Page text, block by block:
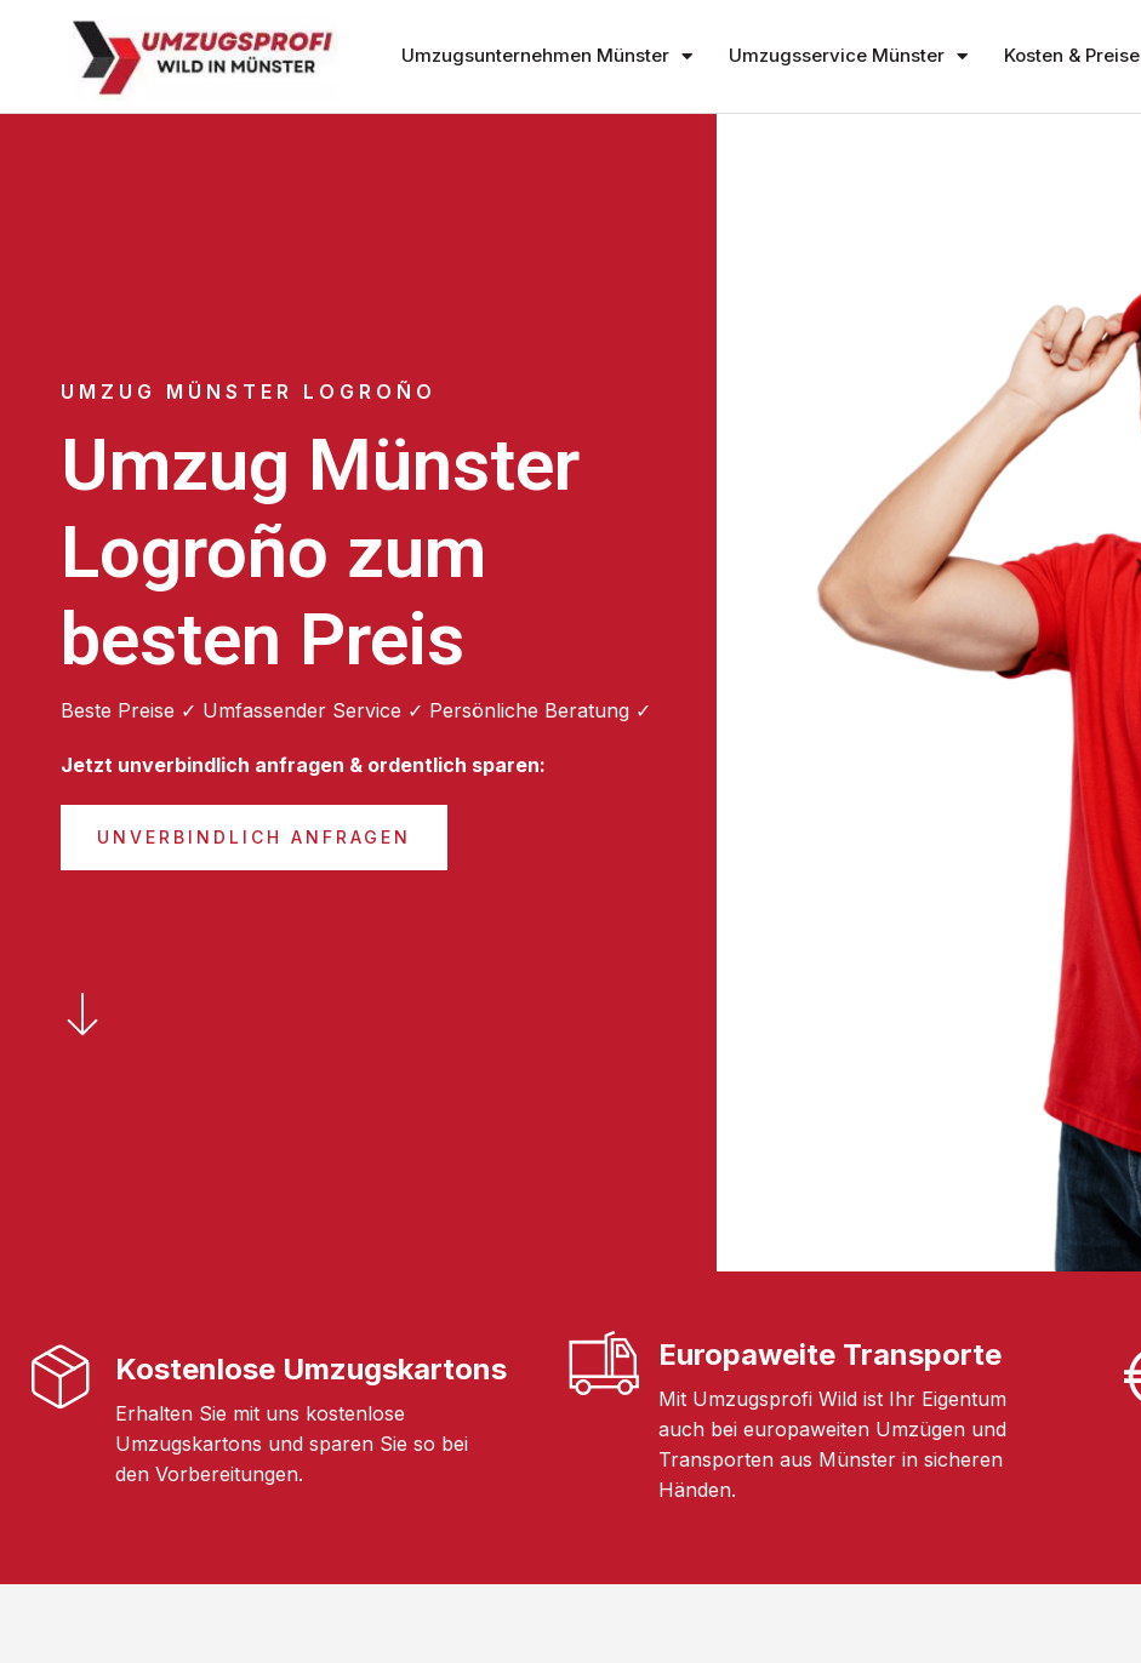
Umzugsunternehmen Münster Umzugsservice Münster Kosten & Preise
UMZUG MÜNSTER LOGROÑO
Umzug Münster
Logroño zum
besten Preis
Beste Preise ✓ Umfassender Service ✓ Persönliche Beratung ✓
Jetzt unverbindlich anfragen & ordentlich sparen:
UNVERBINDLICH ANFRAGEN
Kostenlose Umzugskartons
Erhalten Sie mit uns kostenlose
Umzugskartons und sparen Sie so bei
den Vorbereitungen.
Europaweite Transporte
Mit Umzugsprofi Wild ist Ihr Eigentum
auch bei europaweiten Umzügen und
Transporten aus Münster in sicheren
Händen.